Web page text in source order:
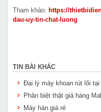
Tham khảo: https://
dau-uy-tin-chat-luong
TIN BÀI KHÁC
Đại lý máy khoan rút lõi tại
Phân biệt thật giả hàng
Máy hàn giá rẻ